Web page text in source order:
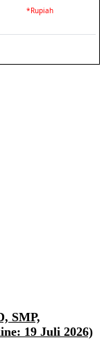
SMP,
19 Juli 2026)